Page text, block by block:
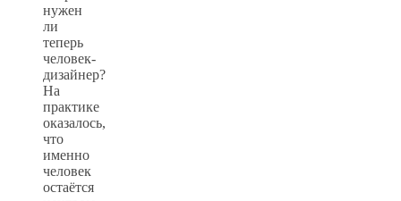
нужен
ли
теперь
человек-
дизайнер?
На
практике
оказалось,
что
именно
человек
остаётся